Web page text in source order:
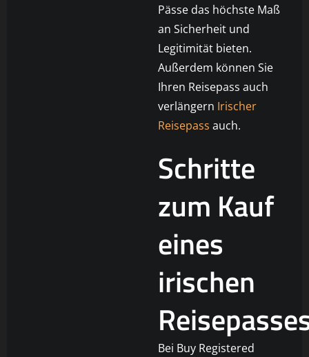
Pässe das höchste Maß
an Sicherheit und
Legitimität bieten.
Außerdem können Sie
Ihren Reisepass auch
verlängern Irischer
Reisepass auch.
Schritte
zum Kauf
eines
irischen
Bei Buy Registered